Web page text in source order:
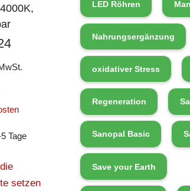
Tage
setzen
LED Röhren
Nahrungsergänzung
oxidativer Stress
Regeneration
Sanopal Basic
Save your Earth